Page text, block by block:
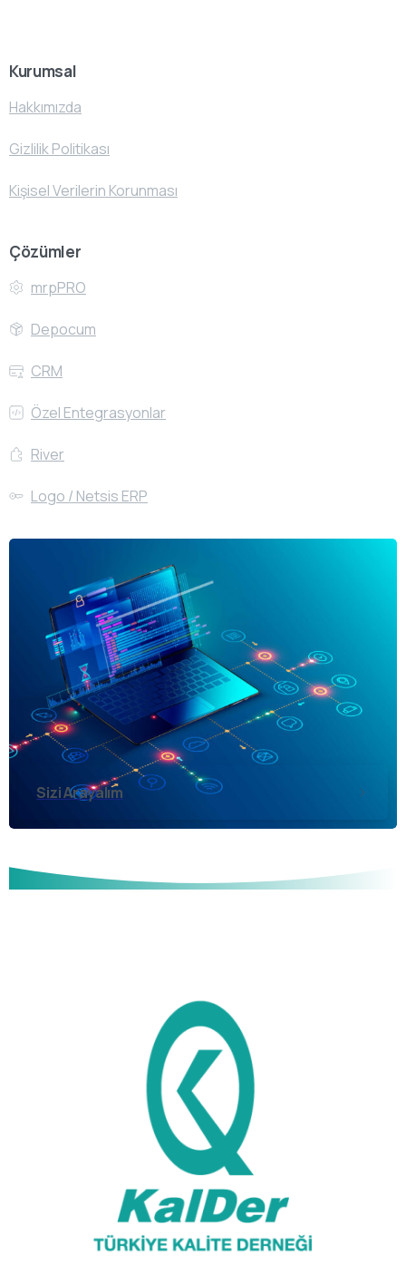
Kurumsal
Hakkımızda
Gizlilik Politikası
Kişisel Verilerin Korunması
Çözümler
mrpPRO
Depocum
CRM
Özel Entegrasyonlar
River
Logo / Netsis ERP
Sizi Arayalım